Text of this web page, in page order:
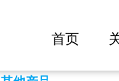
首页
2-羟基-5-硝基苯甲酸甲酯